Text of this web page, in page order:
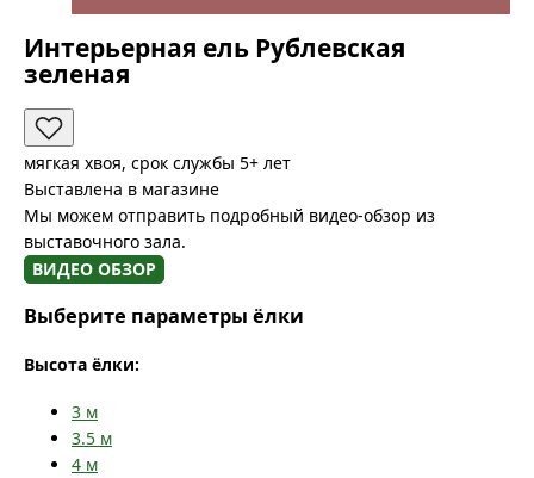
Интерьерная ель Рублевская
зеленая
мягкая хвоя, срок службы 5+ лет
Выставлена в магазине
Мы можем отправить подробный видео-обзор из
выставочного зала.
ВИДЕО ОБЗОР
Выберите параметры ёлки
Высота ёлки:
3 м
3.5 м
4 м